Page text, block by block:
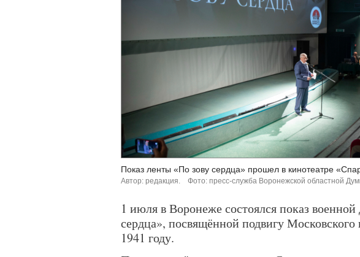
Показ ленты «По зову сердца» прошел в кинотеатре
Автор: редакция. Фото: пресс-служба Воронежской областной
1 июля в Воронеже состоялся показ
сердца», посвящённой подвигу Московского
1941 году.